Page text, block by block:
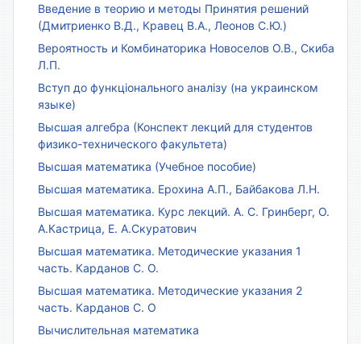
Введение в теорию и методы Принятия решений
(Дмитриенко В.Д., Кравец В.А., Леонов С.Ю.)
Вероятность и Комбинаторика Новоселов О.В., Скиба
Л.П.
Вступ до функціонального аналізу (на украинском
языке)
Высшая алгебра (Конспект лекций для студентов
физико-технического факультета)
Высшая математика (Учебное пособие)
Высшая математика. Ерохина А.П., Байбакова Л.Н.
Высшая математика. Курс лекций. А. С. Гринберг, О.
А.Кастрица, Е. А.Скуратович
Высшая математика. Методические указания 1
часть. Карданов С. О.
Высшая математика. Методические указания 2
часть. Карданов С. О
Вычислительная математика